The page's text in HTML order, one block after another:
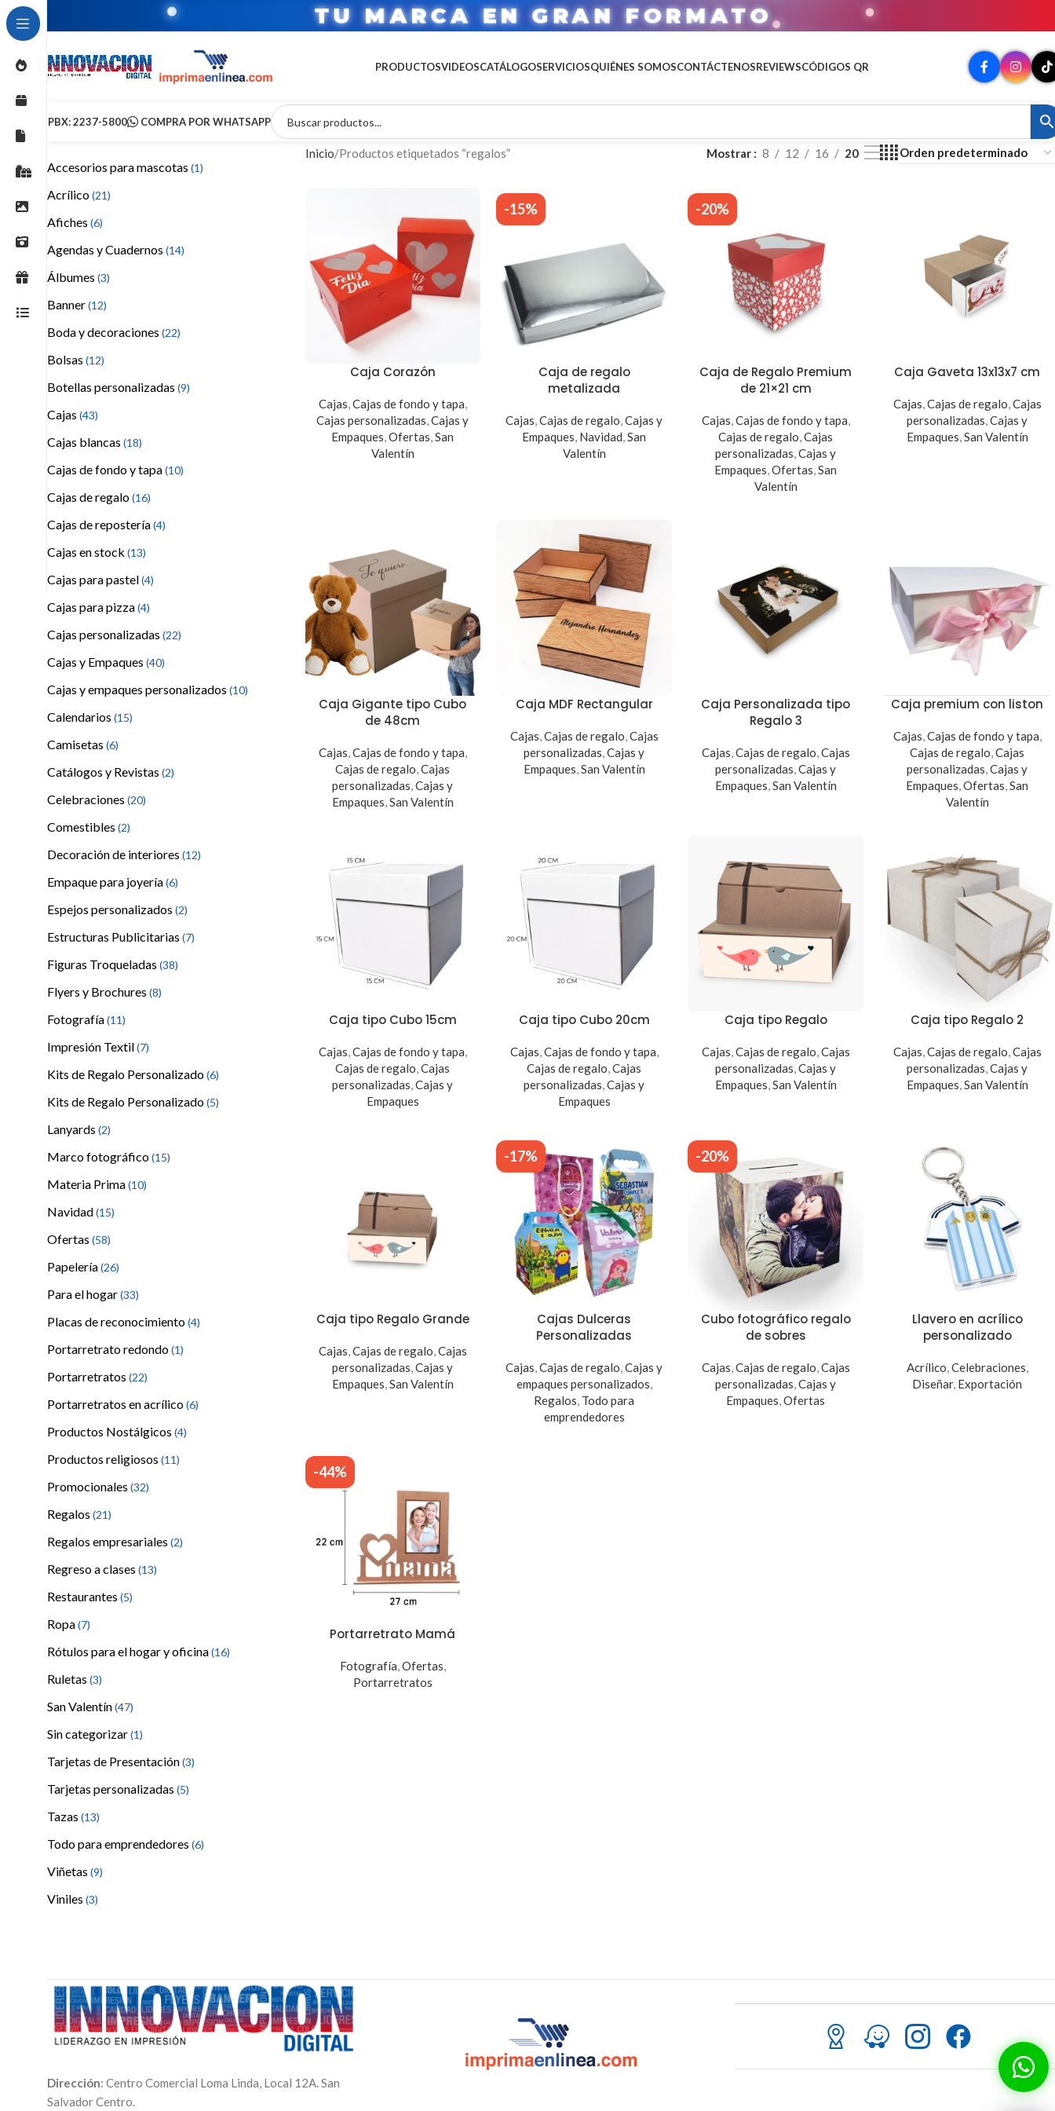
TU MARCA EN GRAN FORMATO
PRODUCTOSVIDEOSCATÁLOGOSERVICIOSQUIÉNES SOMOSCONTÁCTENOSREVIEWSCÓDIGOS QR
PBX: 2237-5800 COMPRA POR WHATSAPP
Accesorios para mascotas (1)
Acrílico(21)
Afiches (6)
Agendas y Cuadernos (14)
Álbumes (3)
Banner(12)
Boda y decoraciones (22)
Bolsas (12)
Botellas personalizadas (9)
Cajas (43)
Cajas blancas (18)
Cajas de fondo y tapa(10)
Cajas de regalo(16)
Cajas de repostería(4)
Cajas en stock (13)
Cajas para pastel(4)
Cajas para pizza(4)
Cajas personalizadas (22)
Cajas y Empaques (40)
Cajas y empaques personalizados (10)
Calendarios (15)
Camisetas (6)
Catálogos y Revistas (2)
Celebraciones (20)
Comestibles (2)
Decoración de interiores (12)
Empaque para joyería(6)
Espejos personalizados (2)
Estructuras Publicitarias (7)
Figuras Troqueladas (38)
Flyers y Brochures (8)
Fotografía(11)
Impresión Textil(7)
Kits de Regalo Personalizado(6)
Kits de Regalo Personalizado(5)
Lanyards (2)
Marco fotográfico(15)
Materia Prima(10)
Navidad(15)
Ofertas (58)
Papelería(26)
Para el hogar(33)
Placas de reconocimiento(4)
Portarretrato redondo(1)
Portarretratos (22)
Portarretratos en acrílico(6)
Productos Nostálgicos (4)
Productos religiosos (11)
Promocionales (32)
Regalos (21)
Regalos empresariales (2)
Regreso a clases (13)
Restaurantes (5)
Ropa(7)
Rótulos para el hogar y oficina(16)
Ruletas (3)
San Valentín(47)
Sin categorizar(1)
Tarjetas de Presentación(3)
Tarjetas personalizadas (5)
Tazas (13)
Todo para emprendedores (6)
Viñetas (9)
Viniles (3)
Inicio Productos etiquetados “regalos” Mostrar 8 12 16 20
Caja Corazón
Cajas,Cajas de fondo y tapa,
Cajas personalizadas,Cajas y
Empaques,Ofertas,San
Valentín
-15%
Caja de regalo
metalizada
Cajas,Cajas de regalo,Cajas y
Empaques, Navidad,San
Valentín
-20%
Caja de Regalo Premium
de 21×21 cm
Cajas,Cajas de fondo y tapa,
Cajas de regalo,Cajas
personalizadas,Cajas y
Empaques,Ofertas,San
Valentín
Caja Gaveta 13x13x7 cm
Cajas,Cajas de regalo,Cajas
personalizadas,Cajas y
Empaques,San Valentín
Caja Gigante tipo Cubo
de 48cm
Cajas,Cajas de fondo y tapa,
Cajas de regalo,Cajas
personalizadas,Cajas y
Empaques,San Valentín
Caja MDF Rectangular
Cajas,Cajas de regalo,Cajas
personalizadas,Cajas y
Empaques,San Valentín
Caja Personalizada tipo
Regalo 3
Cajas,Cajas de regalo,Cajas
personalizadas,Cajas y
Empaques,San Valentín
Caja premium con liston
Cajas,Cajas de fondo y tapa,
Cajas de regalo,Cajas
personalizadas,Cajas y
Empaques,Ofertas,San
Valentín
Caja tipo Cubo 15cm
Cajas,Cajas de fondo y tapa,
Cajas de regalo,Cajas
personalizadas,Cajas y
Empaques
Caja tipo Cubo 20cm
Cajas,Cajas de fondo y tapa,
Cajas de regalo,Cajas
personalizadas,Cajas y
Empaques
Caja tipo Regalo
Cajas,Cajas de regalo,Cajas
personalizadas,Cajas y
Empaques,San Valentín
Caja tipo Regalo 2
Cajas,Cajas de regalo,Cajas
personalizadas,Cajas y
Empaques,San Valentín
Caja tipo Regalo Grande
Cajas Cajas de regalo Cajas
personalizadas ,Cajas y
Empaques San Valentín
-17%
Cajas Dulceras
Personalizadas
Cajas ,Cajas de regalo ,Cajas y
empaques personalizados
Regalos Todo para
emprendedores
-20%
Cubo fotográfico regalo
de sobres
Cajas Cajas de regalo Cajas
personalizadas ,Cajas y
Empaques ,Ofertas
Llavero en acrílico
personalizado
Acrílico Celebraciones
Diseñar, Exportación
-44%
Portarretrato Mamá
Fotografía,Ofertas,
Portarretratos
Dirección: Centro Comercial Loma Linda, Local 12A. San
Salvador Centro.